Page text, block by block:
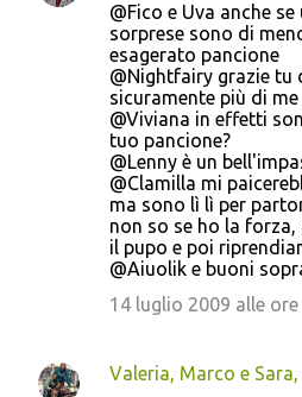
@Fico e Uva anche
sorprese sono di
esagerato pancione
@Nightfairy grazie tu
sicuramente più di me
@Viviana in effetti
tuo pancione?
@Lenny è un
@Clamilla mi
ma sono lì lì per
non so se ho la
il pupo e poi
@Aiuolik e buoni
14 luglio 2009 alle ore
Valeria, Marco e